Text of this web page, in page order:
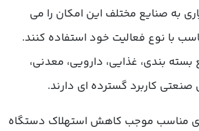
به صنایع مختلف این امکان را می
با نوع فعالیت خود استفاده کنند.
بندی، غذایی، دارویی، معدنی،
کاربرد گسترده ای دارند.
مناسب موجب کاهش استهلاک دستگاه